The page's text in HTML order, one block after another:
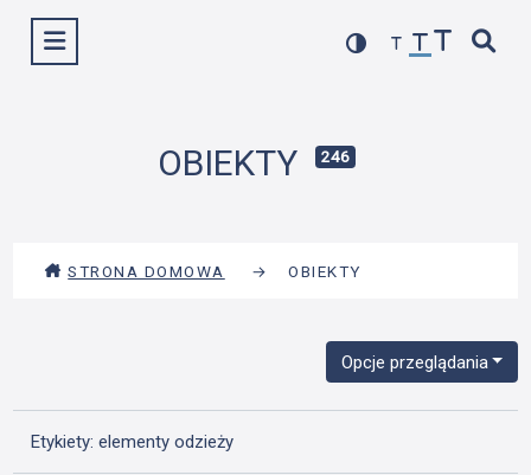
Wyświetl menu
OBIEKTY 246
STRONA DOMOWA → OBIEKTY
Opcje przeglądania
Etykiety: elementy odzieży